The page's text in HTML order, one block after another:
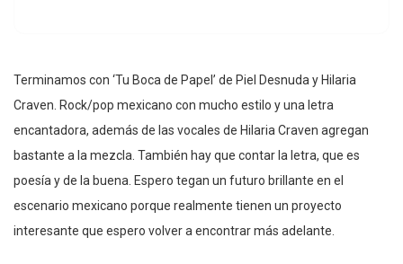
Terminamos con ‘Tu Boca de Papel’ de Piel Desnuda y Hilaria
Craven. Rock/pop mexicano con mucho estilo y una letra
encantadora, además de las vocales de Hilaria Craven agregan
bastante a la mezcla. También hay que contar la letra, que es
poesía y de la buena. Espero tegan un futuro brillante en el
escenario mexicano porque realmente tienen un proyecto
interesante que espero volver a encontrar más adelante.